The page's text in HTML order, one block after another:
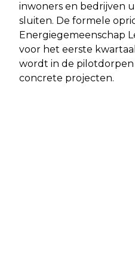
inwoners en bedrijven
sluiten. De formele
Energiegemeenschap
voor het eerste
wordt in de
concrete projecten.